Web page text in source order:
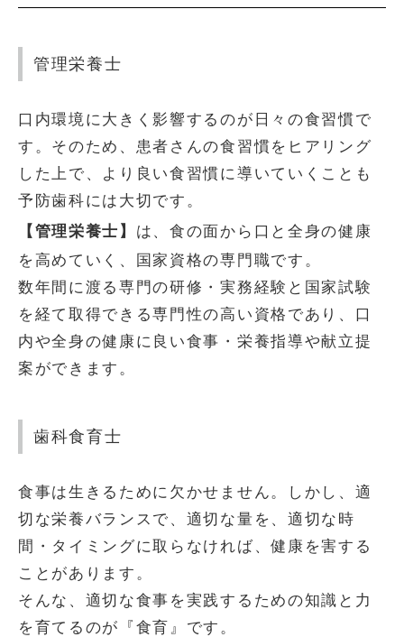
管理栄養士
口内環境に大きく影響するのが日々の食習慣で
す。そのため、患者さんの食習慣をヒアリング
した上で、より良い食習慣に導いていくことも
予防歯科には大切です。
【管理栄養士】 は、食の面から口と全身の健康
を高めていく、国家資格の専門職です。
数年間に渡る専門の研修・実務経験と国家試験
を経て取得できる専門性の高い資格であり、口
内や全身の健康に良い食事・栄養指導や献立提
案ができます。
歯科食育士
食事は生きるために欠かせません。しかし、適
切な栄養バランスで、適切な量を、適切な時
間・タイミングに取らなければ、健康を害する
ことがあります。
そんな、適切な食事を実践するための知識と力
を育てるのが『食育』です。